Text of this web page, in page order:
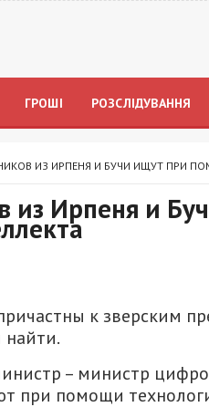
ГРОШІ РОЗСЛІДУВАННЯ
ИЗ ИРПЕНЯ И БУЧИ ИЩУТ ПРИ
из Ирпеня и
к зверским
– министр
при помощи